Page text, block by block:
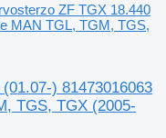
ZF TGX 18.440
MAN TGL, TGM, TGS,
) 81473016063
TGS, TGX (2005-